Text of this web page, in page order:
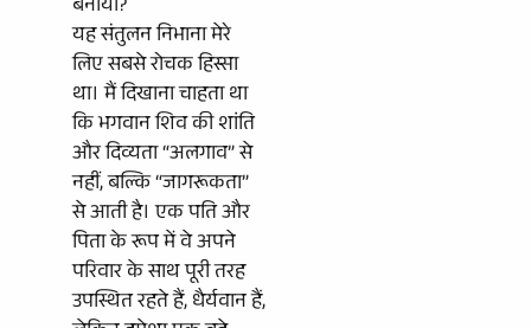
बनाया?
यह संतुलन निभाना मेरे
लिए सबसे रोचक हिस्सा
था। मैं दिखाना चाहता था
कि भगवान शिव की शांति
और दिव्यता “अलगाव” से
नहीं, बल्कि “जागरूकता”
से आती है। एक पति और
पिता के रूप में वे अपने
परिवार के साथ पूरी तरह
उपस्थित रहते हैं, धैर्यवान हैं,